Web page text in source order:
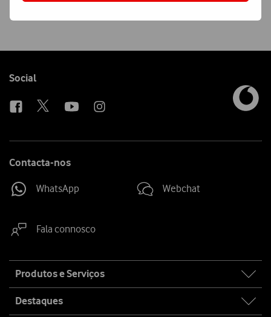
Follow
Social
Contacta-nos
WhatsApp Webchat
Fala connosco
map
Produtos e Serviços
Destaques